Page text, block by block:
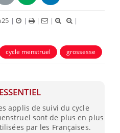
| | | |
|
cycle menstruel grossesse
applis de suivi du cycle
sont de plus en plus
par les Françaises.